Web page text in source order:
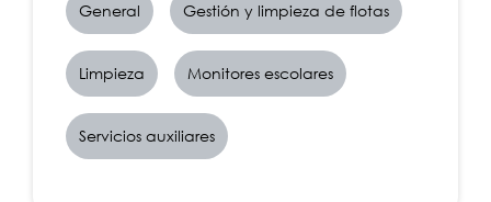
General Gestión y limpieza de flotas
Limpieza Monitores escolares
Servicios auxiliares